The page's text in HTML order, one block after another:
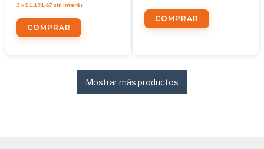
3 x$1.191,67 sin interés
Mostrar más productos